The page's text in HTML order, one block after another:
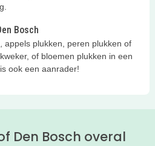
Bosch
appels plukken, peren plukken of
of bloemen plukken in een
ook een aanrader!
Den Bosch overal